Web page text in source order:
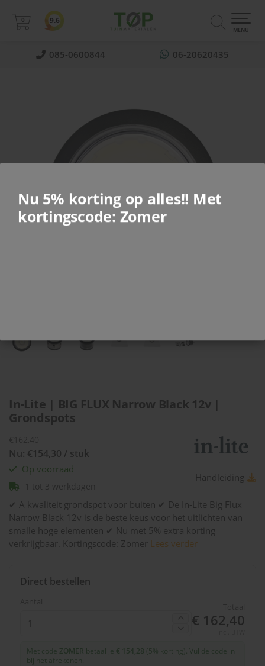
Nu 5% korting op alles!! Met
kortingscode: Zomer
06-20620435
085-0600844
0
0
MENU
9.6
In-Lite | BIG FLUX Narrow Black 12v |
Grondspots
Nu: €154,30 / stuk
Op voorraad
Handleiding
✔ A kwaliteit grondspot voor buiten ✔ De In-Lite Big Flux
Narrow Black 12v is de beste keus voor het uitlichten van
smalle hoge elementen ✔ Nu met 5% extra korting
verkrijgbaar. Kortingscode: Zomer Lees verder
Direct bestellen
€ 162,40
Met code ZOMER betaal je € 154,28 (5% korting). Vul de code in
bij het afrekenen.